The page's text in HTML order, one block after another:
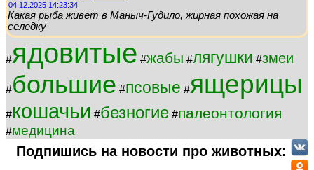
04.12.2025 14:23:34
Какая рыба живет в Маныч-Гудило, жирная похожая на
селедку
#ядовитые #жабы #лягушки #змеи
#большие #псовые #ящерицы
#кошачьи #безногие #палеонтология
#медицина
Подпишись на новости про животных: